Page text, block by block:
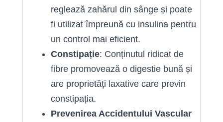
reglează zahărul din sânge și poate
fi utilizat împreună cu insulina pentru
un control mai eficient.
Constipație: Conținutul ridicat de
fibre promovează o digestie bună și
are proprietăți laxative care previn
constipația.
Prevenirea Accidentului Vascular